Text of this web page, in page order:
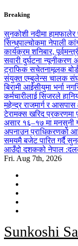
Skip
content
Breaking
सुनकोशी नदीमा हामफालेर
सिन्धुपाल्चोकमा नेपाली
कार्यक्रम शनिबार,
सवारी दुर्घटना न्यूनीकरण
ट्राफिक सचेतनामूलक
संयुक्त एम्बुलेन्स चालक संघ
बिरामी आईसीयुमा भर्ना
कर्मचारीलाई सिजरले
महेन्द्र राजमार्ग र
टेरामक्स खरिद प्रकरणमा
असार १६–१७ मा मनसुनी
अपनाउन प्राधिकरणको
समयमै बजेट पारित गर्दै
आउँदो दशकको नेपाल
Fri. Aug 7th, 2026
Sunkoshi